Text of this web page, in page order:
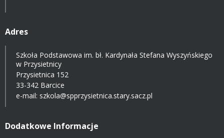
Adres
Szkoła Podstawowa im. bł. Kardynała Stefana Wyszyńskiego
w Przysietnicy
Przysietnica 152
33-342 Barcice
e-mail: szkola@spprzysietnica.stary.sacz.pl
Dodatkowe Informacje